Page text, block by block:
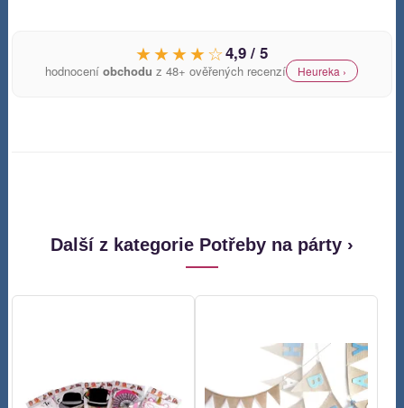
★★★★☆4,9 / 5
hodnoceníobchodu z 48+ ověřených recenzí Heureka ›
Další z kategorie Potřeby na párty ›